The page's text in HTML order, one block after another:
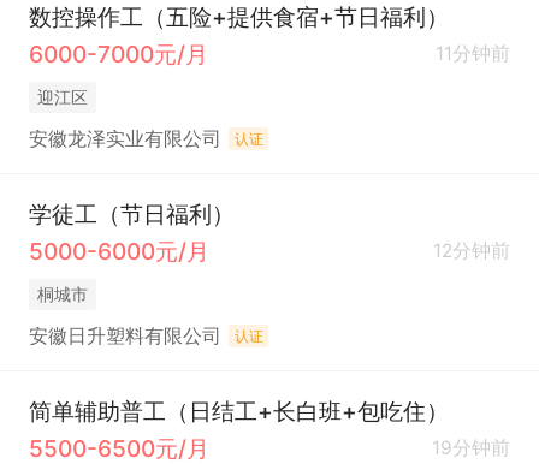
数控操作工（五险+提供食宿+节日福利）
6000-7000元/月
11分钟前
迎江区
安徽龙泽实业有限公司 认证
学徒工（节日福利）
5000-6000元/月
12分钟前
桐城市
安徽日升塑料有限公司 认证
简单辅助普工（日结工+长白班+包吃住）
5500-6500元/月
19分钟前